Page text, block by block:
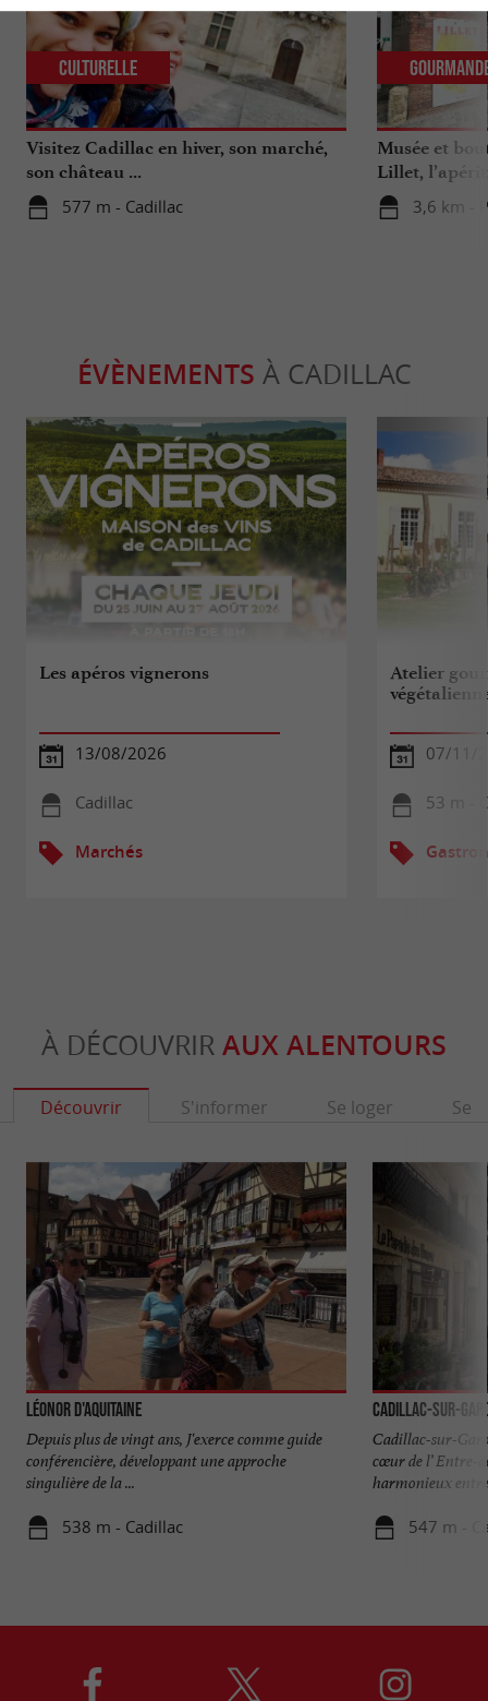
Visitez Cadillac en hiver, son marché,
son château ...
577 m - Cadillac
Culturelle
Musée et
Lillet,
excellence
3,6 km -
ÉVÈNEMENTS À CADILLAC
Les apéros vignerons
13/08/2026
Cadillac
Marchés
Atelier
07/11/
53 m -
À DÉCOUVRIR AUX ALENTOURS
Découvrir S'informer Se loger Se
Léonor d'Aquitaine
Depuis plus de vingt ans, J'exerce comme guide
conférencière, développant une approche
singulière de la ...
538 m - Cadillac
Cadillac-sur-
Cadillac-sur-
cœur de l’ Entre-
harmonieux
547 m -